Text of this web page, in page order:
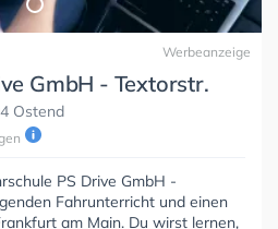
Werbeanzeige
GmbH - Textorstr.
Ostend
PS Drive GmbH -
Fahrunterricht und einen
am Main. Du wirst lernen,